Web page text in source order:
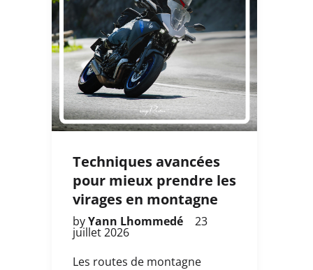
Techniques avancées
pour mieux prendre les
virages en montagne
byYann Lhommedé 23
juillet 2026
Les routes de montagne